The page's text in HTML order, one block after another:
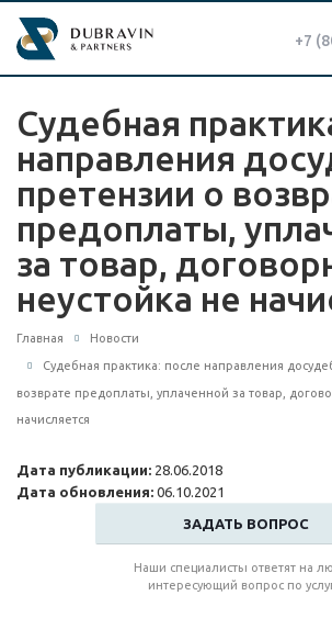
+7
Судебная
направления
претензии о
предоплаты,
за товар,
неустойка не
Главная Новости
Судебная практика: после направления
возврате предоплаты, уплаченной за товар,
начисляется
Дата публикации: 28.06.2018
Дата обновления: 06.10.2021
ЗАДАТЬ ВОПРОС
Наши специалисты ответят на
интересующий вопрос по